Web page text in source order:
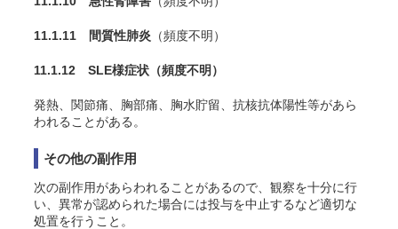
11.1.11 間質性肺炎 （頻度不明）
11.1.12 SLE様症状 （頻度不明）
発熱、関節痛、胸部痛、胸水貯留、抗核抗体陽性等があら
われることがある。
その他の副作用
次の副作用があらわれることがあるので、観察を十分に行
い、異常が認められた場合には投与を中止するなど適切な
処置を行うこと。